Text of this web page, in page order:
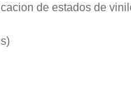
de estados de